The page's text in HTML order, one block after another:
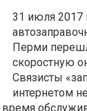
31 июля 2017
Перми
скоростную
Связисты
интернетом
время